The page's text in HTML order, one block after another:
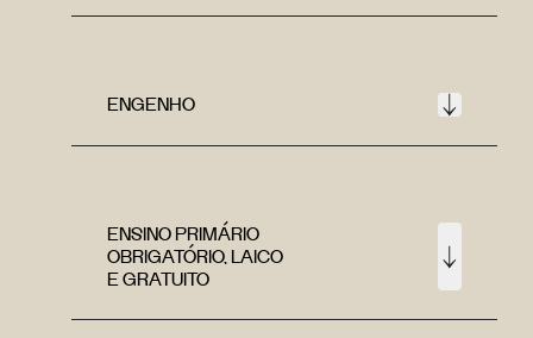
ENGENHO
ENSINO PRIMÁRIO
OBRIGATÓRIO, LAICO
E GRATUITO